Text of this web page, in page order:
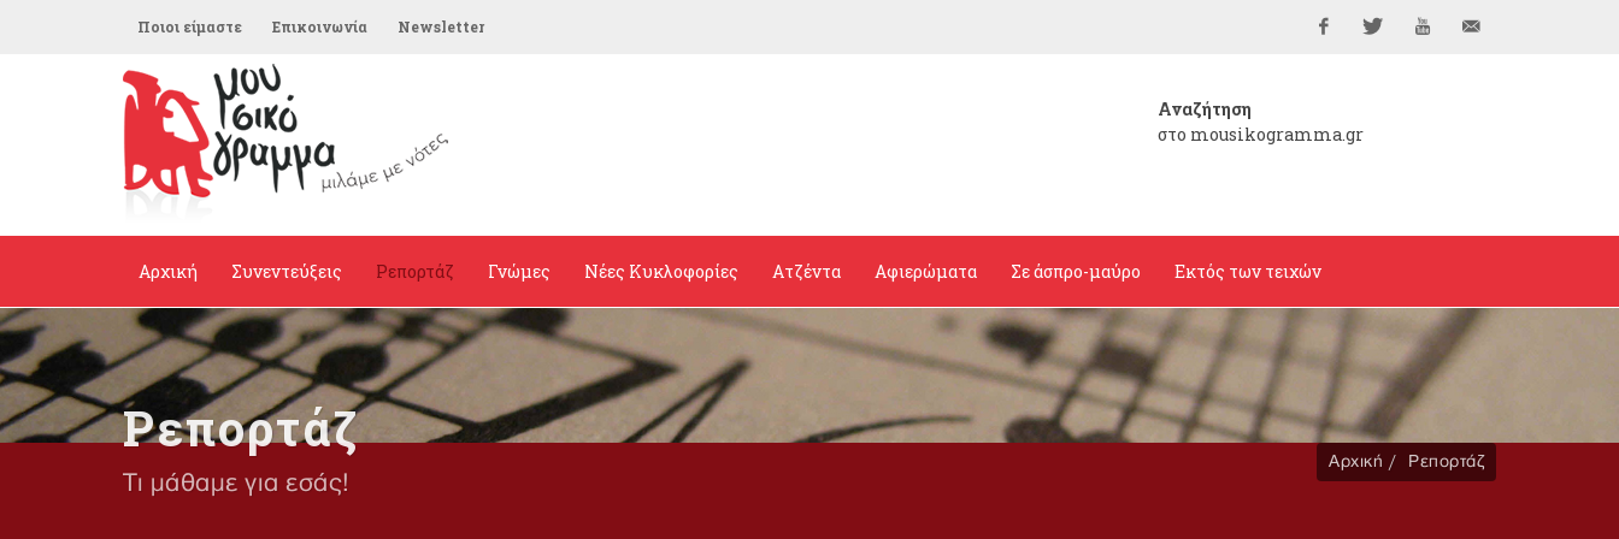
Ποιοι είμαστε Επικοινωνία Newsletter
Αναζήτηση
στο mousikogramma.gr
Αρχική Συνεντεύξεις Ρεπορτάζ Γνώμες Νέες Κυκλοφορίες Ατζέντα Αφιερώματα Σε άσπρο-μαύρο Εκτός των τειχών
Ρεπορτάζ
Τι μάθαμε για εσάς!
Αρχική Ρεπορτάζ